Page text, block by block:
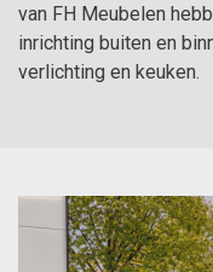
van FH Meubelen
inrichting buiten en
verlichting en keuken.